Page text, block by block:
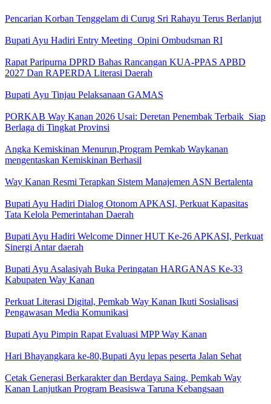
Pencarian Korban Tenggelam di Curug Sri Rahayu Terus Berlanjut
Bupati Ayu Hadiri Entry Meeting Opini Ombudsman RI
Rapat Paripurna DPRD Bahas Rancangan KUA-PPAS APBD
2027 Dan RAPERDA Literasi Daerah
Bupati Ayu Tinjau Pelaksanaan GAMAS
PORKAB Way Kanan 2026 Usai: Deretan Penembak Terbaik Siap
Berlaga di Tingkat Provinsi
Angka Kemiskinan Menurun,Program Pemkab Waykanan
mengentaskan Kemiskinan Berhasil
Way Kanan Resmi Terapkan Sistem Manajemen ASN Bertalenta
Bupati Ayu Hadiri Dialog Otonom APKASI, Perkuat Kapasitas
Tata Kelola Pemerintahan Daerah
Bupati Ayu Hadiri Welcome Dinner HUT Ke-26 APKASI, Perkuat
Sinergi Antar daerah
Bupati Ayu Asalasiyah Buka Peringatan HARGANAS Ke-33
Kabupaten Way Kanan
Perkuat Literasi Digital, Pemkab Way Kanan Ikuti Sosialisasi
Pengawasan Media Komunikasi
Bupati Ayu Pimpin Rapat Evaluasi MPP Way Kanan
Hari Bhayangkara ke-80,Bupati Ayu lepas peserta Jalan Sehat
Cetak Generasi Berkarakter dan Berdaya Saing, Pemkab Way
Kanan Lanjutkan Program Beasiswa Taruna Kebangsaan